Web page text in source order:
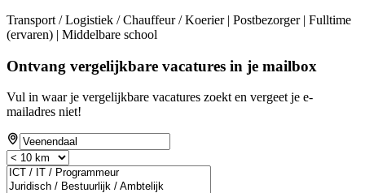
Transport / Logistiek / Chauffeur / Koerier | Postbezorger | Fulltime
(ervaren) | Middelbare school
Ontvang vergelijkbare vacatures in je mailbox
Vul in waar je vergelijkbare vacatures zoekt en vergeet je e-
mailadres niet!